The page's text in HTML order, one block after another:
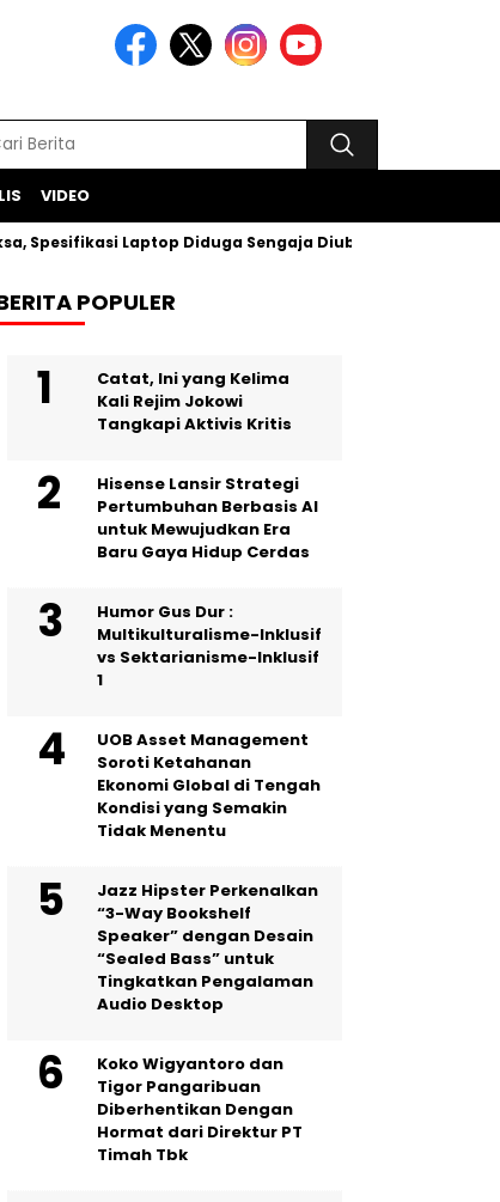
VIDEO
Laptop Diduga Sengaja Diubah Paksa
POPULER
Catat, Ini yang Kelima
Kali Rejim Jokowi
Tangkapi Aktivis Kritis
Hisense Lansir Strategi
Pertumbuhan Berbasis AI
untuk Mewujudkan Era
Baru Gaya Hidup Cerdas
Humor Gus Dur :
Multikulturalisme-Inklusif
vs Sektarianisme-Inklusif
1
UOB Asset Management
Soroti Ketahanan
Ekonomi Global di Tengah
Kondisi yang Semakin
Tidak Menentu
Jazz Hipster Perkenalkan
“3-Way Bookshelf
Speaker” dengan Desain
“Sealed Bass” untuk
Tingkatkan Pengalaman
Audio Desktop
Koko Wigyantoro dan
Tigor Pangaribuan
Diberhentikan Dengan
Hormat dari Direktur PT
Timah Tbk